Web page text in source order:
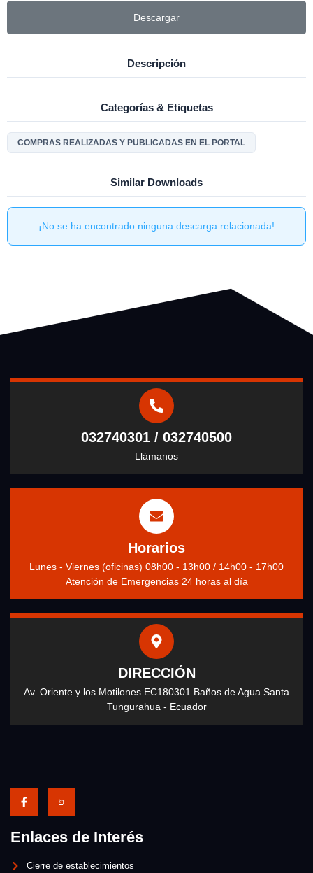
Descargar
Descripción
Categorías & Etiquetas
COMPRAS REALIZADAS Y PUBLICADAS EN EL PORTAL
Similar Downloads
¡No se ha encontrado ninguna descarga relacionada!
032740301 / 032740500
Llámanos
Horarios
Lunes - Viernes (oficinas) 08h00 - 13h00 / 14h00 - 17h00
Atención de Emergencias 24 horas al día
DIRECCIÓN
Av. Oriente y los Motilones EC180301 Baños de Agua Santa
Tungurahua - Ecuador
Enlaces de Interés
Cierre de establecimientos